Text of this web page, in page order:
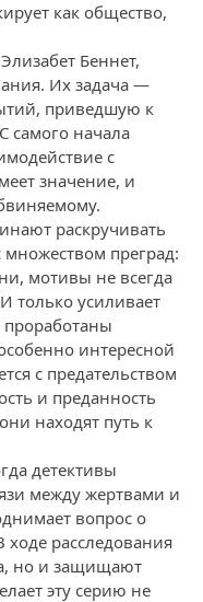
как общество,
Беннет,
Их задача —
приведшую к
самого начала
с
значение, и
раскручивать
множеством преград:
мотивы не всегда
только усиливает
интересной
с предательством
и преданность
находят путь к
детективы
между жертвами и
вопрос о
расследования
но и защищают
эту серию не